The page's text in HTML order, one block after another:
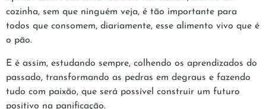
cozinha, sem que ninguém veja, é tão importante para
todos que consomem, diariamente, esse alimento vivo que é
o pão.
E é assim, estudando sempre, colhendo os aprendizados do
passado, transformando as pedras em degraus e fazendo
tudo com paixão, que será possível construir um futuro
positivo na panificação.